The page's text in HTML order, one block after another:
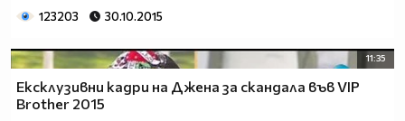
123203 30.10.2015
11:35
Ексклузивни кадри на Джена за скандала във VIP
Brother 2015